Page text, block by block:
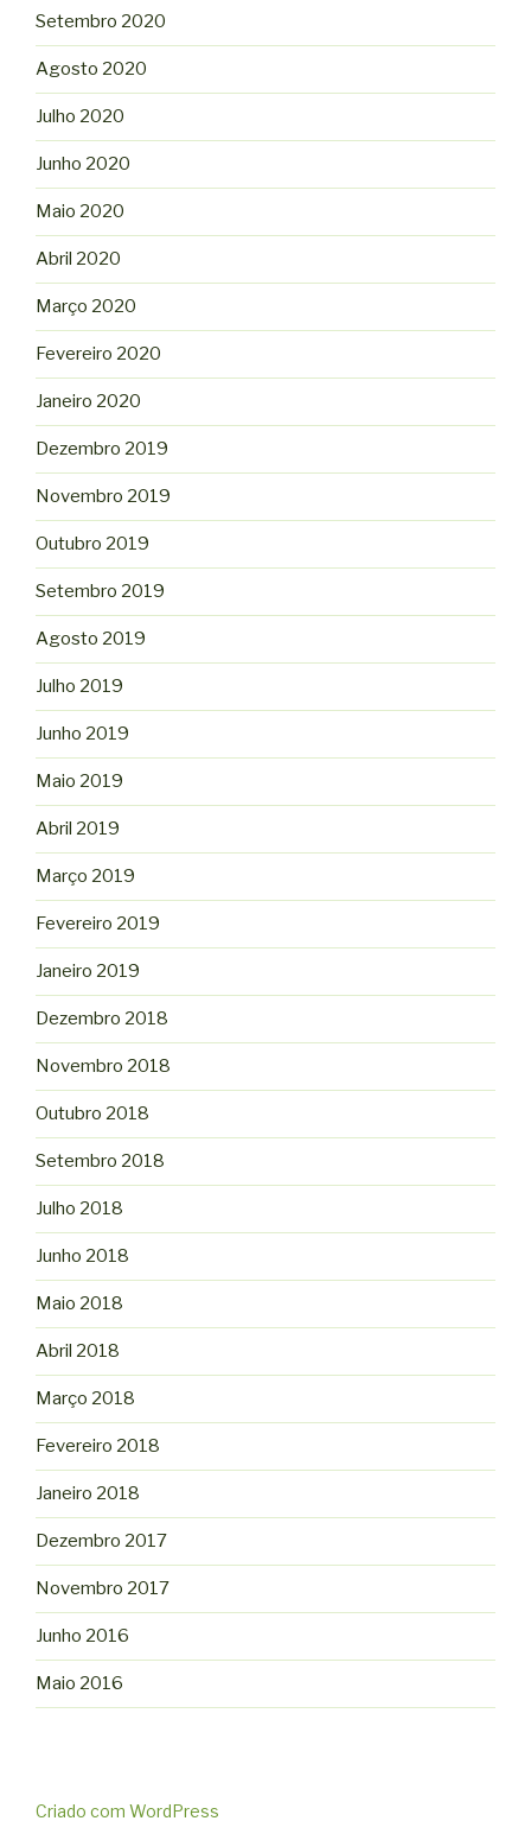
Setembro 2020
Agosto 2020
Julho 2020
Junho 2020
Maio 2020
Abril 2020
Março 2020
Fevereiro 2020
Janeiro 2020
Dezembro 2019
Novembro 2019
Outubro 2019
Setembro 2019
Agosto 2019
Julho 2019
Junho 2019
Maio 2019
Abril 2019
Março 2019
Fevereiro 2019
Janeiro 2019
Dezembro 2018
Novembro 2018
Outubro 2018
Setembro 2018
Julho 2018
Junho 2018
Maio 2018
Abril 2018
Março 2018
Fevereiro 2018
Janeiro 2018
Dezembro 2017
Novembro 2017
Junho 2016
Maio 2016
Criado com WordPress